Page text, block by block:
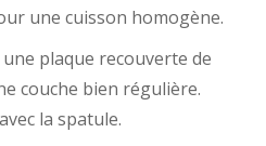
une cuisson homogène.
plaque recouverte de
couche bien régulière.
la spatule.